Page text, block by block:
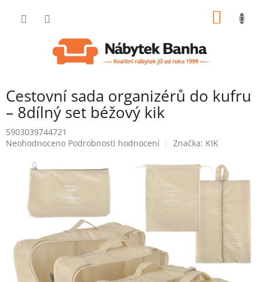
Cestovní sada organizérů do kufru
– 8dílný set béžový kik
5903039744721
Průměrné
produktu
hvězdiček.
Neohodnoceno Podrobnosti hodnocení Značka: KIK